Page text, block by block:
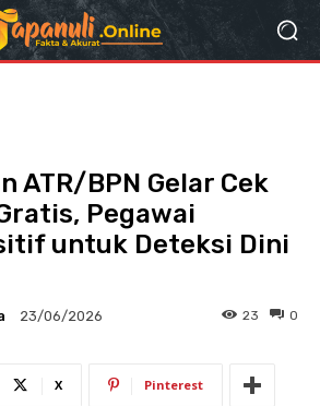
ATR/BPN Gelar Cek
Pegawai
untuk Deteksi Dini
23/06/2026 0
23
X Pinterest